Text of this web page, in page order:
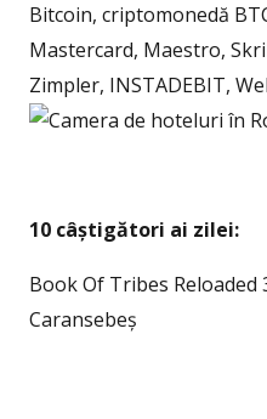
Bitcoin, criptomonedă
Mastercard, Maestro,
Zimpler, INSTADEBIT,
10 câștigători ai zilei:
Book Of Tribes Reloaded
Caransebeș